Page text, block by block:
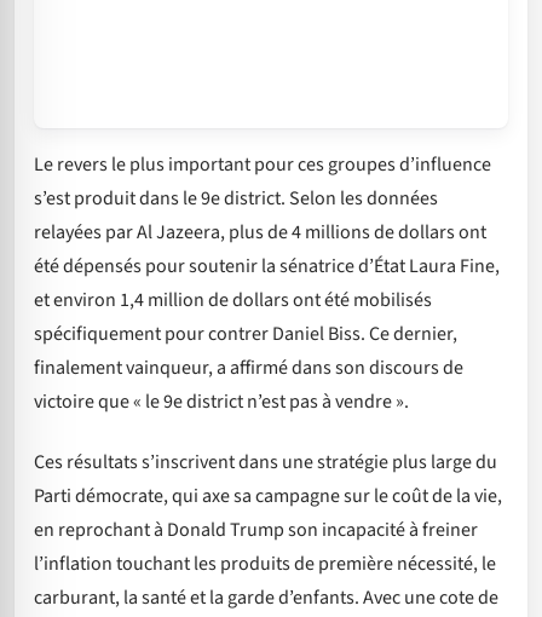
Le revers le plus important pour ces groupes d’influence
s’est produit dans le 9e district. Selon les données
relayées par Al Jazeera, plus de 4 millions de dollars ont
été dépensés pour soutenir la sénatrice d’État Laura Fine,
et environ 1,4 million de dollars ont été mobilisés
spécifiquement pour contrer Daniel Biss. Ce dernier,
finalement vainqueur, a affirmé dans son discours de
victoire que « le 9e district n’est pas à vendre ».
Ces résultats s’inscrivent dans une stratégie plus large du
Parti démocrate, qui axe sa campagne sur le coût de la vie,
en reprochant à Donald Trump son incapacité à freiner
l’inflation touchant les produits de première nécessité, le
carburant, la santé et la garde d’enfants. Avec une cote de